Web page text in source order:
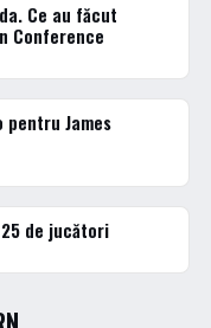
Ce au făcut
Conference
James
de jucători